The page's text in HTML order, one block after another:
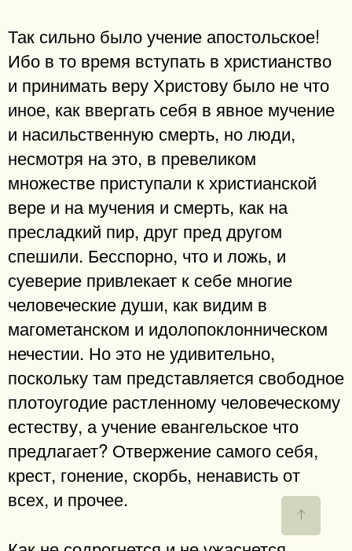
Так сильно было учение апостольское!
Ибо в то время вступать в христианство
и принимать веру Христову было не что
иное, как ввергать себя в явное мучение
и насильственную смерть, но люди,
несмотря на это, в превеликом
множестве приступали к христианской
вере и на мучения и смерть, как на
пресладкий пир, друг пред другом
спешили. Бесспорно, что и ложь, и
суеверие привлекает к себе многие
человеческие души, как видим в
магометанском и идолопоклонническом
нечестии. Но это не удивительно,
поскольку там представляется свободное
плотоугодие растленному человеческому
естеству, а учение евангельское что
предлагает? Отвержение самого себя,
крест, гонение, скорбь, ненависть от
всех, и прочее.